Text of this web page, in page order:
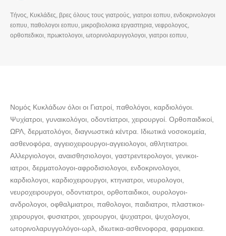
μαιευτηρες, διατροφολογοι, αφροδισιολογοι, διαγνωστικά κέντρα,…
Τήνος, Κυκλάδες, βρες όλους τους γιατρούς, γιατροι εοπυυ, ενδοκρινολογοι
εοπυυ, παθολογοι εοπυυ, μικροβιολοικα εργαστηρια, νεφρολογος,
ορθοπεδικοι, πρωκτολογοι, ωτορινολαρυγγολογοι, γιατροι εοπυυ,
Νομός Κυκλάδων όλοι οι Γιατροί, παθολόγοι, καρδιολόγοι.
Ψυχίατροι, γυναικολόγοι, οδοντίατροι, χειρουργοί. Ορθοπαιδικοί,
ΩΡΛ, δερματολόγοι, διαγνωστικά κέντρα. Ιδιωτικά νοσοκομεία,
ασθενοφόρα, αγγειοχειρουργοι-αγγειολογοι, αθλητιατροι.
Αλλεργιολογοι, αναισθησιολογοι, γαστρεντερολογοι, γενικοι-
ιατροι, δερματολογοι-αφροδισιολογοι, ενδοκρινολογοι,
καρδιολογοι, καρδιοχειρουργοι, κτηνιατροι, νευρολογοι,
νευροχειρουργοι, οδοντιατροι, ορθοπαιδικοι, ουρολογοι-
ανδρολογοι, οφθαλμιατροι, παθολογοι, παιδιατροι, πλαστικοι-
χειρουργοι, φυσιατροι, χειρουργοι, ψυχιατροι, ψυχολογοι,
ωτορινολαρυγγολόγοι-ωρλ, ιδιωτικα-ασθενοφορα, φαρμακεια.